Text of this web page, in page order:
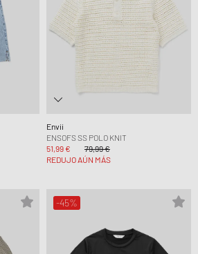
Envii
ENSOFS SS POLO KNIT
51,99 €
79,99 €
REDUJO AÚN MÁS
-45%